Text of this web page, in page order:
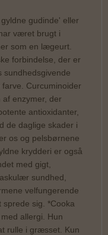
gudinde' eller
været brugt i
som en lægeurt.
forbindelse, der er
sundhedsgivende
Curcuminoider
enzymer, der
antioxidanter,
de daglige skader i
os og pelsbørnene
krydderi er også
med gigt,
sundhed,
velfungerende
sig. *Cooka
allergi. Hun
rulle i græsset. Kun